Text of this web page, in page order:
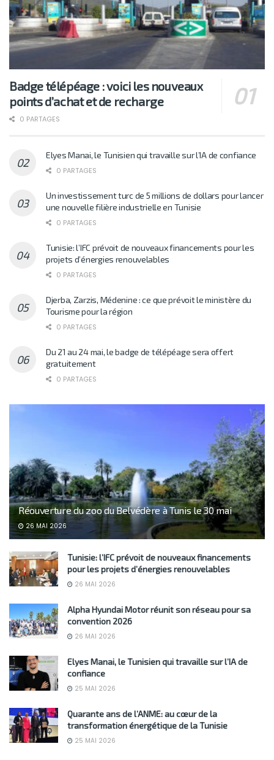
Badge télépéage : voici les nouveaux
points d’achat et de recharge
0 PARTAGES
Elyes Manai, le Tunisien qui travaille sur l’IA de confiance
0 PARTAGES
Un investissement turc de 5 millions de dollars pour lancer
une nouvelle filière industrielle en Tunisie
0 PARTAGES
Tunisie: l’IFC prévoit de nouveaux financements pour les
projets d’énergies renouvelables
0 PARTAGES
Djerba, Zarzis, Médenine : ce que prévoit le ministère du
Tourisme pour la région
0 PARTAGES
Du 21 au 24 mai, le badge de télépéage sera offert
gratuitement
0 PARTAGES
Réouverture du zoo du Belvédère à Tunis le 30 mai
26 MAI 2026
Tunisie: l’IFC prévoit de nouveaux financements
pour les projets d’énergies renouvelables
26 MAI 2026
Alpha Hyundai Motor réunit son réseau pour sa
convention 2026
26 MAI 2026
Elyes Manai, le Tunisien qui travaille sur l’IA de
confiance
25 MAI 2026
Quarante ans de l’ANME: au cœur de la
transformation énergétique de la Tunisie
25 MAI 2026